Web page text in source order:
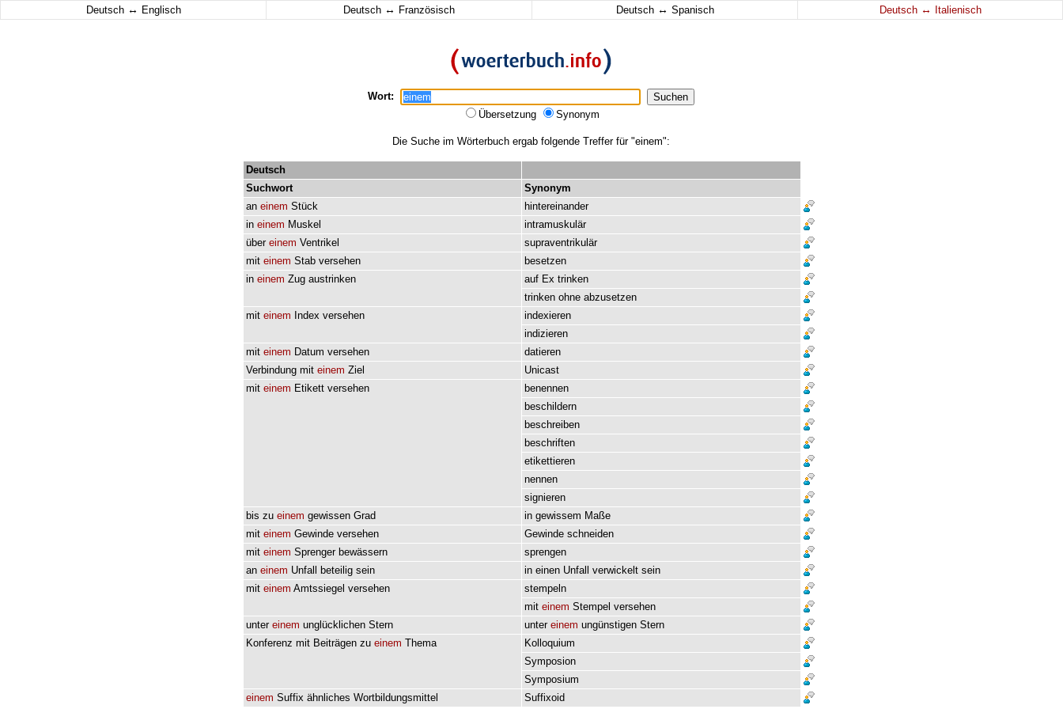
Deutsch ↔ Englisch Deutsch ↔ Französisch Deutsch ↔ Spanisch Deutsch ↔ Italienisch
Wort:
Übersetzung
Synonym
Die Suche im Wörterbuch ergab folgende Treffer für "einem":
Deutsch
Suchwort
Synonym
an einem Stück
hintereinander
in einem Muskel
intramuskulär
über einem Ventrikel
supraventrikulär
mit einem Stab versehen
besetzen
in einem Zug austrinken auf Ex trinken
trinken ohne abzusetzen
mit einem Index versehen
indexieren
indizieren
mit einem Datum versehen
datieren
Verbindung mit einem Ziel
Unicast
mit einem Etikett versehen
benennen
beschildern
beschreiben
beschriften
etikettieren
nennen
signieren
bis zu einem gewissen Grad in gewissem Maße
mit einem Gewinde versehen Gewinde schneiden
mit einem Sprenger bewässern
sprengen
an einem Unfall beteilig sein in einen Unfall verwickelt sein
mit einem Amtssiegel versehen
stempeln
mit einem Stempel versehen
unter einem unglücklichen Stern unter einem ungünstigen Stern
Konferenz mit Beiträgen zu einem Thema
Kolloquium
Symposion
Symposium
einem Suffix ähnliches Wortbildungsmittel Suffixoid